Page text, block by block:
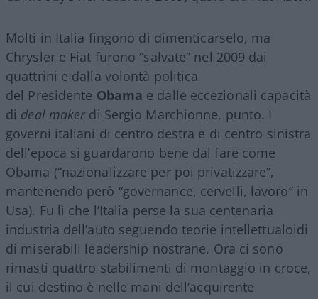
Molti in Italia fingono di dimenticarselo, ma
Chrysler e Fiat furono “salvate” nel 2009 dai
quattrini e dalla volontà politica
del Presidente Obama e dalle eccezionali capacità
di deal makerdi Sergio Marchionne, punto. I
governi italiani di centro destra e di centro sinistra
dell’epoca si guardarono bene dal fare come
Obama (“nazionalizzare per poi privatizzare”,
mantenendo però “governance, cervelli, lavoro” in
Usa). Fu lì che l’Italia perse la sua centenaria
industria dell’auto seguendo teorie intellettualoidi
di miserabili leadership nostrane. Ora ci sono
rimasti quattro stabilimenti di montaggio in croce,
il cui destino è nelle mani dell’acquirente